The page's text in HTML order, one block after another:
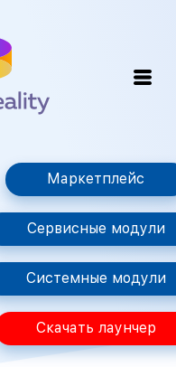
Маркетплейс
Сервисные модули
Системные модули
Скачать лаунчер